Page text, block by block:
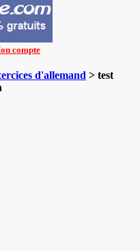
compte
d'allemand > test